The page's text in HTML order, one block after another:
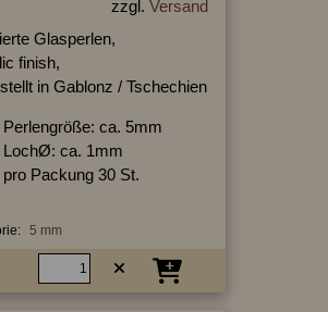
zzgl. Versand
Glasperlen,
finish,
in Gablonz / Tschechien
Perlengröße: ca. 5mm
LochØ: ca. 1mm
pro Packung 30 St.
5 mm